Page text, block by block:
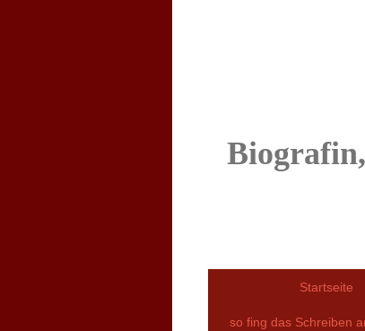
Startseite
so fing das Schreiben